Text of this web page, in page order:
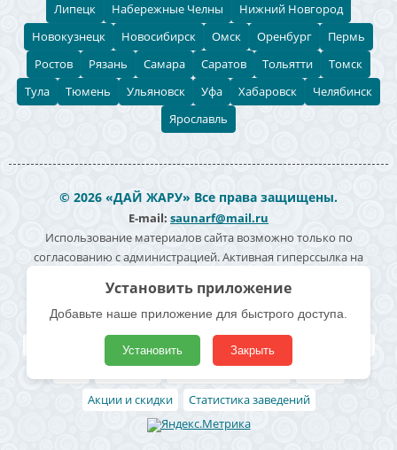
Липецк
Набережные Челны
Нижний Новгород
Новокузнецк
Новосибирск Омск Оренбург
Пермь
Ростов
Рязань Самара Саратов Тольятти
Томск
Тула
Тюмень Ульяновск Уфа Хабаровск
Челябинск
Ярославль
© 2026 «ДАЙ ЖАРУ» Все права защищены.
E-mail: saunarf@mail.ru
Использование материалов сайта возможно только по
согласованию с администрацией. Активная гиперссылка на
персональных данных - Политика конфиденциальности
Полезные ссылки
Все бани и сауны Поиск по карте Владельцам
Акции и скидки
Статистика заведений
Установить приложение
Добавьте наше приложение для быстрого доступа.
Установить Закрыть